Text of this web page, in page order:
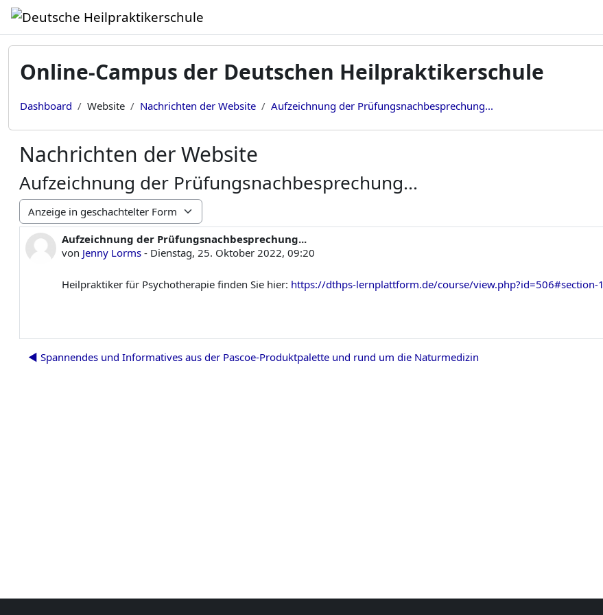
Zum Hauptinhalt
Online-Campus der Deutschen Heilpraktikerschule
Dashboard Website Nachrichten der Website Aufzeichnung der Prüfungsnachbesprechung...
Nachrichten der Website
Aufzeichnung der Prüfungsnachbesprechung...
Anzeigemodus
Aufzeichnung der Prüfungsnachbesprechung...
von Jenny Lorms - Dienstag, 25. Oktober 2022, 09:20
Anzahl Antworten: 0
Heilpraktiker für Psychotherapie finden Sie hier: https://dthps-lernplattform.de/course/view.php?id=506#section-1
◀︎ Spannendes und Informatives aus der Pascoe-Produktpalette und rund um die Naturmedizin